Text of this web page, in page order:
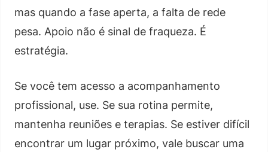
mas quando a fase aperta, a falta de rede
pesa. Apoio não é sinal de fraqueza. É
estratégia.
Se você tem acesso a acompanhamento
profissional, use. Se sua rotina permite,
mantenha reuniões e terapias. Se estiver difícil
encontrar um lugar próximo, vale buscar uma